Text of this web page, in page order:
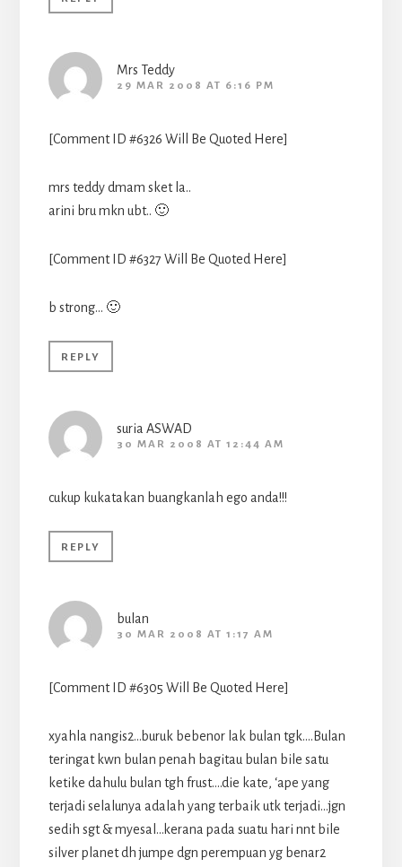
Mrs Teddy
29 MAR 2008 AT 6:16 PM
[Comment ID #6326 Will Be Quoted Here]
mrs teddy dmam sket la..
arini bru mkn ubt.. 🙂
[Comment ID #6327 Will Be Quoted Here]
b strong… 🙂
REPLY
suria ASWAD
30 MAR 2008 AT 12:44 AM
cukup kukatakan buangkanlah ego anda!!!
REPLY
bulan
30 MAR 2008 AT 1:17 AM
[Comment ID #6305 Will Be Quoted Here]
xyahla nangis2…buruk bebenor lak bulan tgk….Bulan
teringat kwn bulan penah bagitau bulan bile satu
ketike dahulu bulan tgh frust….die kate, ‘ape yang
terjadi selalunya adalah yang terbaik utk terjadi…jgn
sedih sgt & myesal…kerana pada suatu hari nnt bile
silver planet dh jumpe dgn perempuan yg benar2